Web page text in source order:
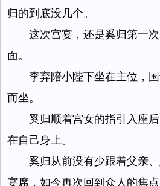
归的到底没几个。
这次宫宴，还是奚归第一
面。
李弃陪小陛下坐在主位，
而坐。
奚归顺着宫女的指引入座
在自己身上。
奚归从前没有少跟着父亲
宴席，如今再次回到众人的焦